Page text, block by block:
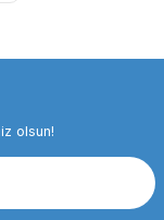
olsun!